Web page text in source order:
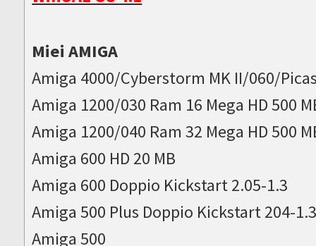
Miei AMIGA
Amiga 4000/Cyberstorm MK II/060/
Amiga 1200/030 Ram 16 Mega HD 500
Amiga 1200/040 Ram 32 Mega HD 500
Amiga 600 HD 20 MB
Amiga 600 Doppio Kickstart 2.05-1.3
Amiga 500 Plus Doppio Kickstart 204-
Amiga 500